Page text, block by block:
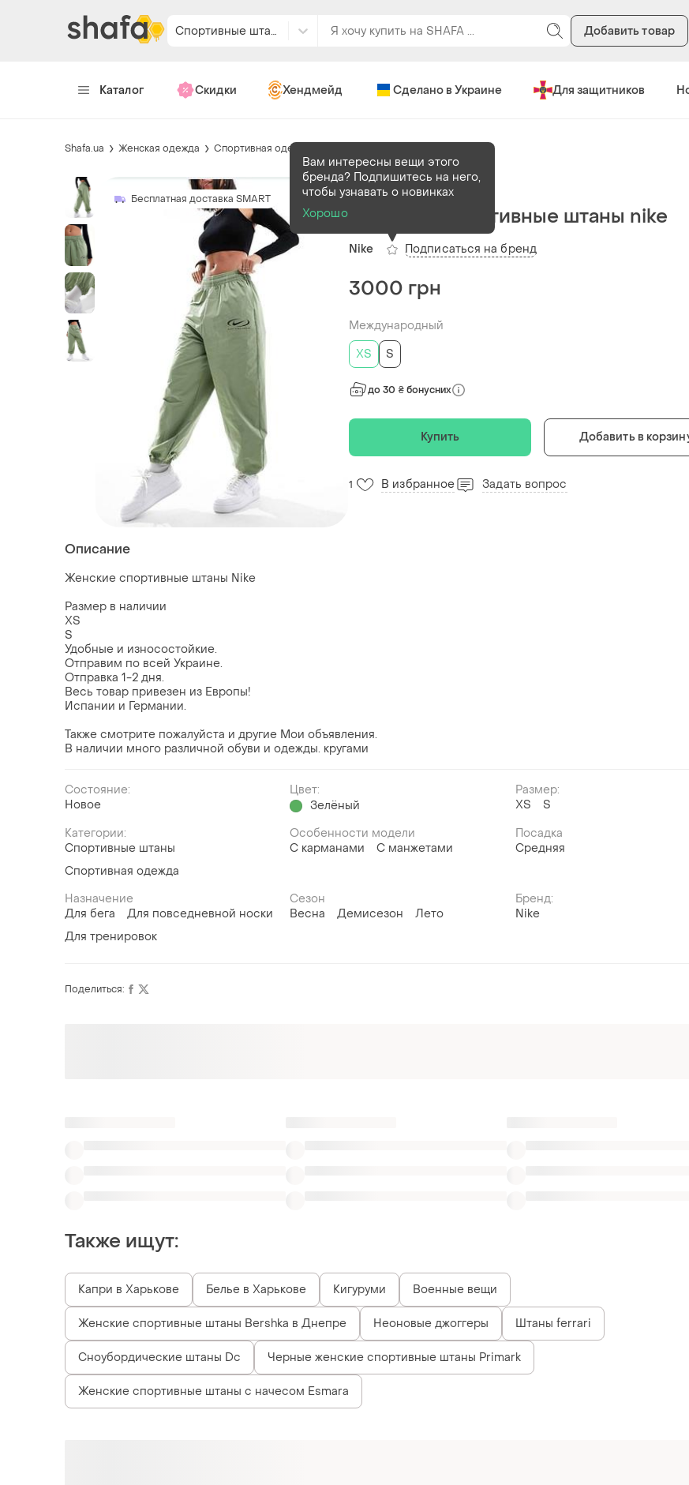
Спортивные штаны Добавить товар
Каталог Скидки Хендмейд Сделано в Украине Для защитников
Shafa.ua Женская одежда Спортивная одежда
Бесплатная доставка SMART
В наличии2 шт
Женские спортивные штаны nike
Nike
Вам интересны вещи этого
бренда? Подпишитесь на него,
чтобы узнавать о новинках
Хорошо
Подписаться на бренд
3000 грн
Международный
ХS
S
до 30 ₴ бонусних
Купить Добавить в
1 В избранное Задать вопрос
Описание
Женские спортивные штаны Nike
Размер в наличии
XS
S
Удобные и износостойкие.
Отправим по всей Украине.
Отправка 1-2 дня.
Весь товар привезен из Европы!
Испании и Германии.
Также смотрите пожалуйста и другие Мои объявления.
В наличии много различной обуви и одежды. кругами
Состояние:
Новое
Цвет:
Зелёный
Размер:
ХS
S
Категории:
Спортивные штаны
Спортивная одежда
Особенности модели
С карманами
С манжетами
Посадка
Средняя
Назначение
Для бега
Для повседневной носки
Для тренировок
Сезон
Весна
Демисезон Лето
Бренд:
Nike
Поделиться:
Также ищут:
Капри в Харькове Белье в Харькове Кигуруми Военные вещи
Женские спортивные штаны Bershka в Днепре Неоновые джоггеры Штаны ferrari
Сноубордические штаны Dc Черные женские спортивные штаны Primark
Женские спортивные штаны с начесом Esmara